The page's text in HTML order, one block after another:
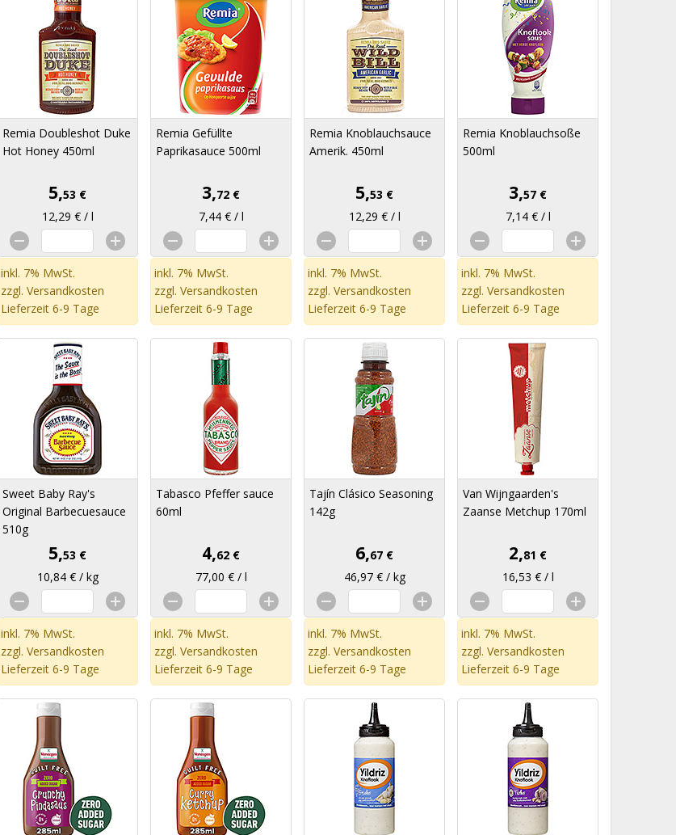
Remia Doubleshot Duke
Hot Honey 450ml
5,53 €
12,29 € / l
inkl. 7% MwSt.
zzgl. Versandkosten
Lieferzeit 6-9 Tage
Remia Gefüllte
Paprikasauce 500ml
3,72 €
7,44 € / l
inkl. 7% MwSt.
zzgl. Versandkosten
Lieferzeit 6-9 Tage
Remia Knoblauchsauce
Amerik. 450ml
5,53 €
12,29 € / l
inkl. 7% MwSt.
zzgl. Versandkosten
Lieferzeit 6-9 Tage
Remia Knoblauchsoße
500ml
3,57 €
7,14 € / l
inkl. 7% MwSt.
zzgl. Versandkosten
Lieferzeit 6-9 Tage
Sweet Baby Ray's
Original Barbecuesauce
510g
5,53 €
10,84 € / kg
inkl. 7% MwSt.
zzgl. Versandkosten
Lieferzeit 6-9 Tage
Tabasco Pfeffer sauce
60ml
4,62 €
77,00 € / l
inkl. 7% MwSt.
zzgl. Versandkosten
Lieferzeit 6-9 Tage
Tajín Clásico Seasoning
142g
6,67 €
46,97 € / kg
inkl. 7% MwSt.
zzgl. Versandkosten
Lieferzeit 6-9 Tage
Van Wijngaarden's
Zaanse Metchup 170ml
2,81 €
16,53 € / l
inkl. 7% MwSt.
zzgl. Versandkosten
Lieferzeit 6-9 Tage